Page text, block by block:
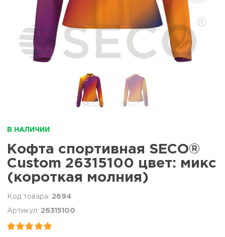
В НАЛИЧИИ
Кофта спортивная SECO®
Custom 26315100 цвет: микс
(короткая молния)
2694
26315100

